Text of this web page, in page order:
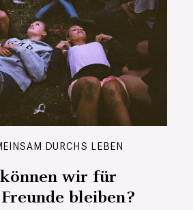
DURCHS LEBEN
wir für
bleiben?